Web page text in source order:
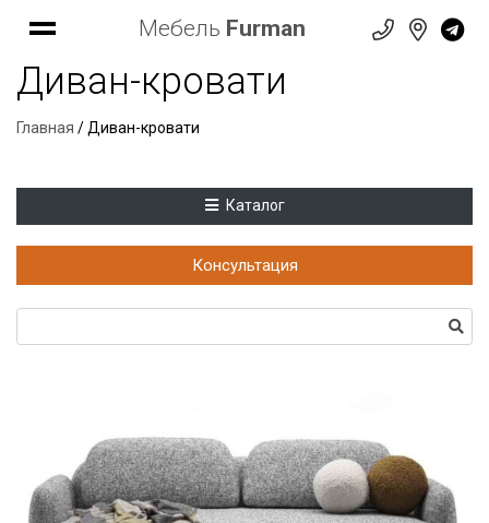
Мебель Furman
Диван-кровати
Главная / Диван-кровати
Каталог
Консультация